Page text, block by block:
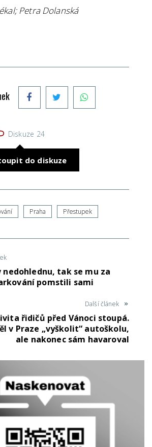
Petra Dolanská
FacebookTwitter
Diskuze 24
do diskuze
Praha Přestupek
nedohlednu, tak se mu za
pomstili sami
Další článek
řidičů před Vánoci stoupá.
v Praze „vyškolit“ autoškolu,
ale nakonec sám havaroval